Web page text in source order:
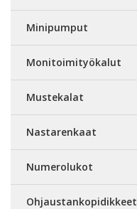
Minipumput
Monitoimityökalut
Mustekalat
Nastarenkaat
Numerolukot
Ohjaustankopidikkeet